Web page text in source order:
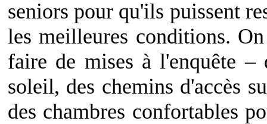
seniors pour qu'ils puissent
les meilleures conditions.
faire de mises à l'enquête –
soleil, des chemins d'accès
des chambres confortables